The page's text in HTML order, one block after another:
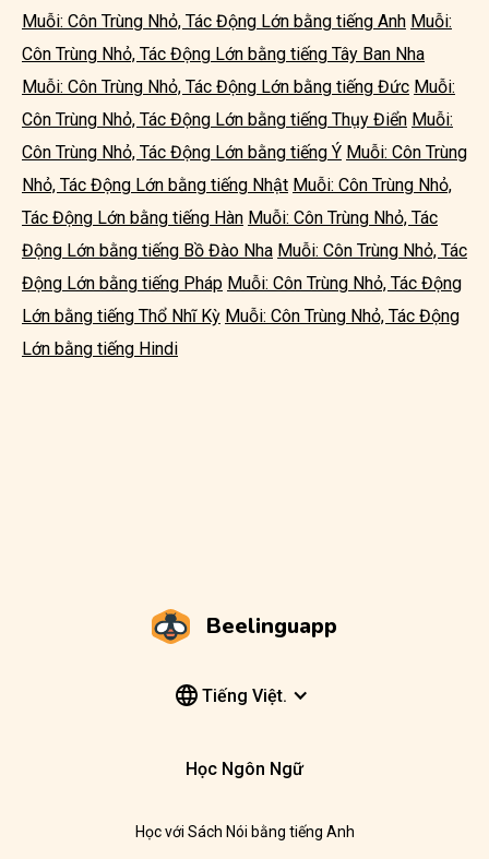
Muỗi: Côn Trùng Nhỏ, Tác Động Lớn bằng tiếng Anh Muỗi:
Côn Trùng Nhỏ, Tác Động Lớn bằng tiếng Tây Ban Nha
Muỗi: Côn Trùng Nhỏ, Tác Động Lớn bằng tiếng Đức Muỗi:
Côn Trùng Nhỏ, Tác Động Lớn bằng tiếng Thụy Điển Muỗi:
Côn Trùng Nhỏ, Tác Động Lớn bằng tiếng Ý Muỗi: Côn Trùng
Nhỏ, Tác Động Lớn bằng tiếng Nhật Muỗi: Côn Trùng Nhỏ,
Tác Động Lớn bằng tiếng Hàn Muỗi: Côn Trùng Nhỏ, Tác
Động Lớn bằng tiếng Bồ Đào Nha Muỗi: Côn Trùng Nhỏ, Tác
Động Lớn bằng tiếng Pháp Muỗi: Côn Trùng Nhỏ, Tác Động
Lớn bằng tiếng Thổ Nhĩ Kỳ Muỗi: Côn Trùng Nhỏ, Tác Động
Lớn bằng tiếng Hindi
Beelinguapp
Tiếng Việt.
Học Ngôn Ngữ
Học với Sách Nói bằng tiếng Anh